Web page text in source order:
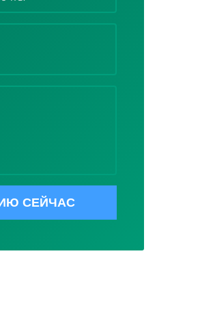
СЕЙЧАС